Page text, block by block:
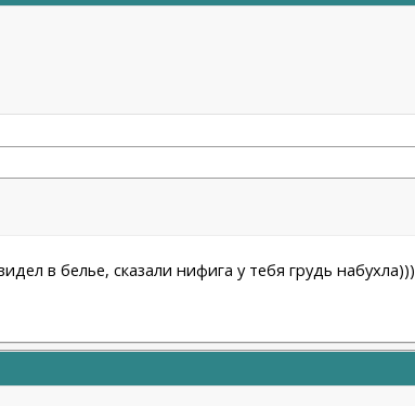
в белье, сказали нифига у тебя грудь набухла)))